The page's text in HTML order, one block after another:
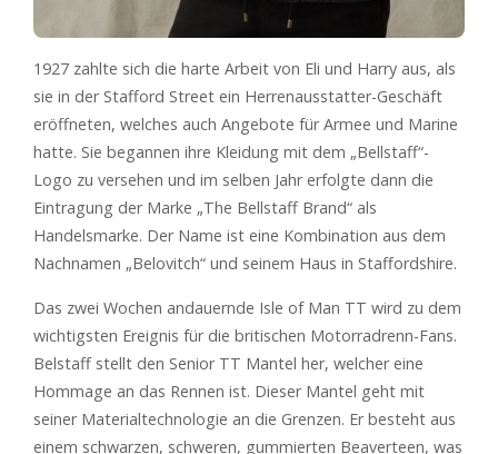
1927 zahlte sich die harte Arbeit von Eli und Harry aus, als
sie in der Stafford Street ein Herrenausstatter-Geschäft
eröffneten, welches auch Angebote für Armee und Marine
hatte. Sie begannen ihre Kleidung mit dem „Bellstaff“-
Logo zu versehen und im selben Jahr erfolgte dann die
Eintragung der Marke „The Bellstaff Brand“ als
Handelsmarke. Der Name ist eine Kombination aus dem
Nachnamen „Belovitch“ und seinem Haus in Staffordshire.
Das zwei Wochen andauernde Isle of Man TT wird zu dem
wichtigsten Ereignis für die britischen Motorradrenn-Fans.
Belstaff stellt den Senior TT Mantel her, welcher eine
Hommage an das Rennen ist. Dieser Mantel geht mit
seiner Materialtechnologie an die Grenzen. Er besteht aus
einem schwarzen, schweren, gummierten Beaverteen, was